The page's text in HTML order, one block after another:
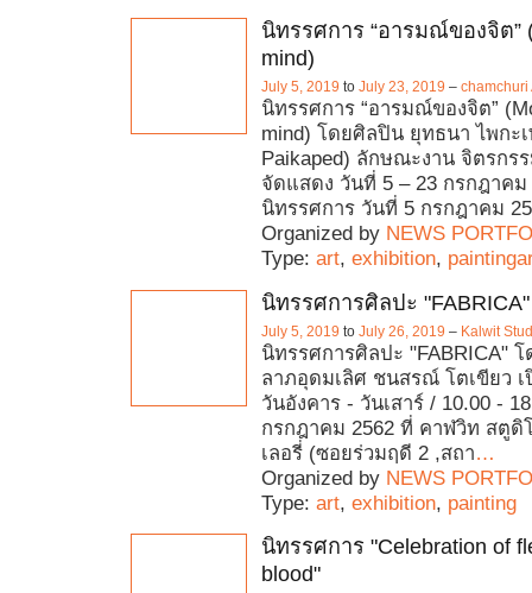
นิทรรศการ “อารมณ์ของจิต”
mind)
July 5, 2019 to July 23, 2019 – chamchuri
นิทรรศการ “อารมณ์ของจิต”
mind) โดยศิลปิน ยุทธนา ไพกะ
Paikaped) ลักษณะงาน จิตรกร
จัดแสดง วันที่ 5 – 23 กรกฎาคม
นิทรรศการ วันที่ 5 กรกฎาคม
Organized by NEWS
Type: art, exhibition,
นิทรรศการศิลปะ "FABRICA"
July 5, 2019 to July 26, 2019 – Kalwit
นิทรรศการศิลปะ "FABRICA"
ลาภอุดมเลิศ ชนสรณ์ โตเขียว
วันอังคาร - วันเสาร์ / 10.00 -
กรกฎาคม 2562 ที่ คาฬวิท สตู
เลอรี่ (ซอยร่วมฤดี 2 ,สถา…
Organized by NEWS
Type: art, exhibition, painting
นิทรรศการ "Celebration of
blood"